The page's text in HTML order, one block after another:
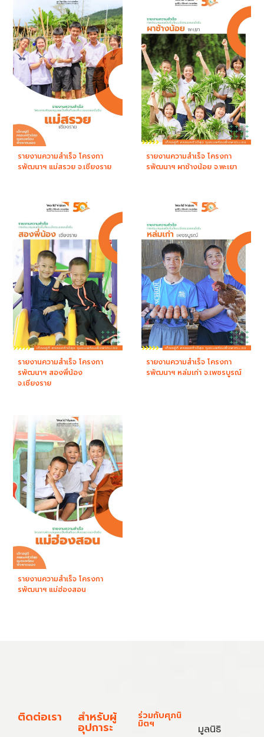
รายงานความสำเร็จ โครงกา
รพัฒนาฯ แม่สรวย จ.เชียงราย
รายงานความสำเร็จ โครงกา
รพัฒนาฯ ผาช้างน้อย จ.พะเยา
รายงานความสำเร็จ โครงกา
รพัฒนาฯ สองพี่น้อง
จ.เชียงราย
รายงานความสำเร็จ โครงกา
รพัฒนาฯ หล่มเก่า จ.เพชรบูรณ์
รายงานความสำเร็จ โครงกา
รพัฒนาฯ แม่ฮ่องสอน
ติดต่อเรา สำหรับผู้
อุปการะ
ร่วมกับศุภนิ
มิตฯ
มูลนิธิ